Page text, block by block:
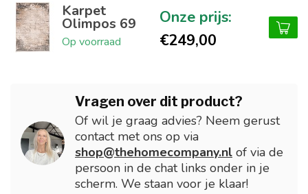
Karpet
Olimpos 69
Op voorraad €249,00
Vragen over dit product?
Of wil je graag advies? Neem gerust
contact met ons op via
shop@thehomecompany.nl of via de
persoon in de chat links onder in je
scherm. We staan voor je klaar!